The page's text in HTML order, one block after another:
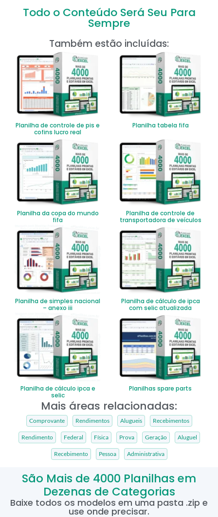
Todo o Conteúdo Será Seu Para
Sempre
Também estão incluídas:
Planilha de controle de pis e
cofins lucro real
Planilha tabela fifa
Planilha da copa do mundo
fifa
Planilha de controle de
transportadora de veículos
Planilha de simples nacional
– anexo iii
Planilha de cálculo de ipca
com selic atualizada
Planilha de cálculo ipca e
selic
Planilhas spare parts
Mais áreas relacionadas:
Comprovante Rendimentos Alugueis Recebimentos
Rendimento Federal Física Prova Geração Aluguel
Recebimento Pessoa Administrativa
São Mais de 4000 Planilhas em
Dezenas de Categorias
Baixe todos os modelos em uma pasta .zip e
use onde precisar.